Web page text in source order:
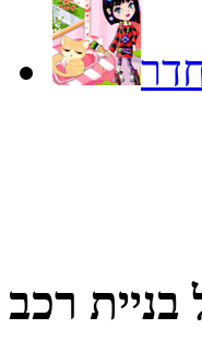
בניית רכב